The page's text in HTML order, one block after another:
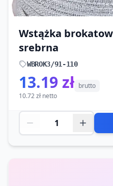
Wstążka
srebrna
WBROK3/91-110
13.19 zł brutto
10.72 zł netto